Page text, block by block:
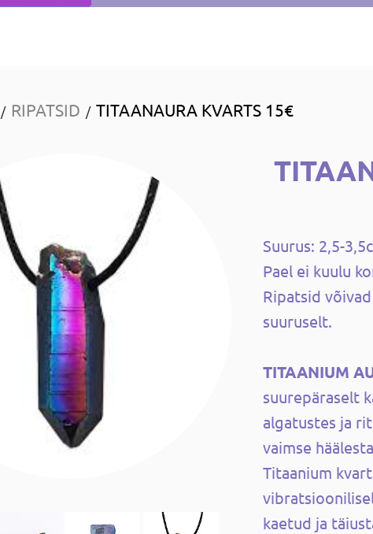
/ RIPATSID / TITAANAURA KVARTS 15€
Suurus: 2,5-
Pael ei kuulu
Ripatsid
suuruselt.
TITAANIUM
suurepäraselt
algatustes ja
vaimse
Titaanium
kaetud ja